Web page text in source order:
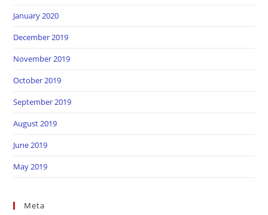
January 2020
December 2019
November 2019
October 2019
September 2019
August 2019
June 2019
May 2019
Meta